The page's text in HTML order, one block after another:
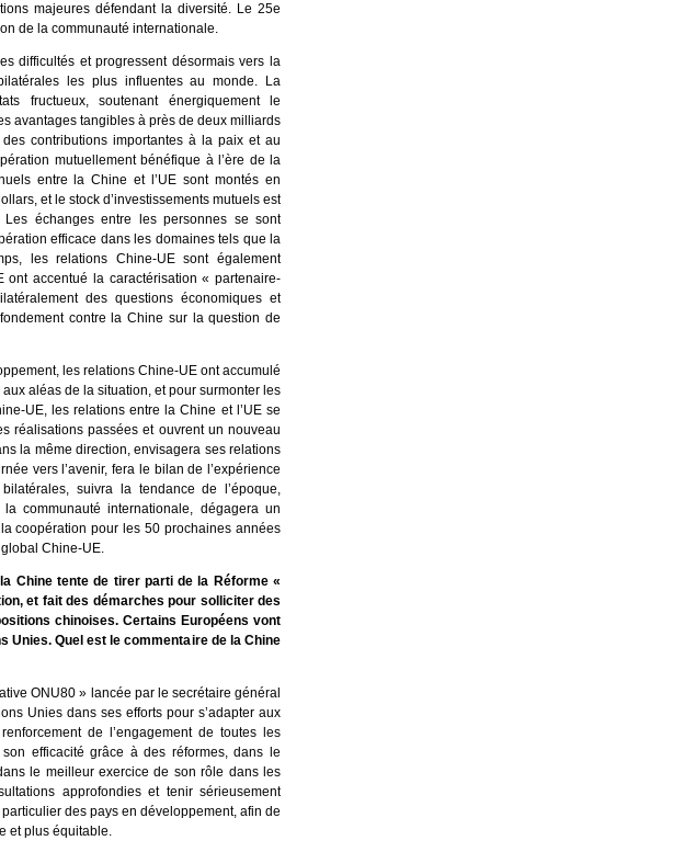
majeures défendant la diversité. Le 25e
de la communauté internationale.
difficultés et progressent désormais vers la
les plus influentes au monde. La
fructueux, soutenant énergiquement le
avantages tangibles à près de deux milliards
contributions importantes à la paix et au
mutuellement bénéfique à l’ère de la
entre la Chine et l’UE sont montés en
et le stock d’investissements mutuels est
échanges entre les personnes se sont
efficace dans les domaines tels que la
les relations Chine-UE sont également
ont accentué la caractérisation « partenaire-
des questions économiques et
contre la Chine sur la question de
les relations Chine-UE ont accumulé
aléas de la situation, et pour surmonter les
UE, les relations entre la Chine et l’UE se
réalisations passées et ouvrent un nouveau
la même direction, envisagera ses relations
vers l’avenir, fera le bilan de l’expérience
suivra la tendance de l’époque,
communauté internationale, dégagera un
coopération pour les 50 prochaines années
Chine-UE.
Chine tente de tirer parti de la Réforme «
et fait des démarches pour solliciter des
chinoises. Certains Européens vont
Unies. Quel est le commentaire de la Chine
ONU80 » lancée par le secrétaire général
Unies dans ses efforts pour s’adapter aux
de l’engagement de toutes les
efficacité grâce à des réformes, dans le
le meilleur exercice de son rôle dans les
approfondies et tenir sérieusement
des pays en développement, afin de
et plus équitable.